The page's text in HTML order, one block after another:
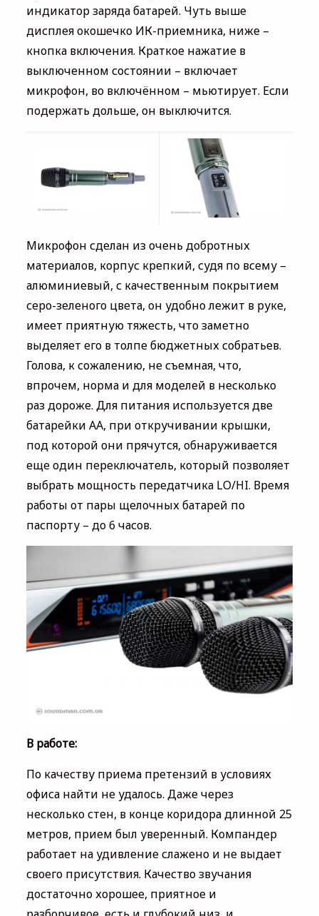
индикатор заряда батарей. Чуть выше
дисплея окошечко ИК-приемника, ниже –
кнопка включения. Краткое нажатие в
выключенном состоянии – включает
микрофон, во включённом – мьютирует. Если
подержать дольше, он выключится.
Микрофон сделан из очень добротных
материалов, корпус крепкий, судя по всему –
алюминиевый, с качественным покрытием
серо-зеленого цвета, он удобно лежит в руке,
имеет приятную тяжесть, что заметно
выделяет его в толпе бюджетных собратьев.
Голова, к сожалению, не съемная, что,
впрочем, норма и для моделей в несколько
раз дороже. Для питания используется две
батарейки АА, при откручивании крышки,
под которой они прячутся, обнаруживается
еще один переключатель, который позволяет
выбрать мощность передатчика LO/HI. Время
работы от пары щелочных батарей по
паспорту – до 6 часов.
В работе:
По качеству приема претензий в условиях
офиса найти не удалось. Даже через
несколько стен, в конце коридора длинной 25
метров, прием был уверенный. Компандер
работает на удивление слажено и не выдает
своего присутствия. Качество звучания
достаточно хорошее, приятное и